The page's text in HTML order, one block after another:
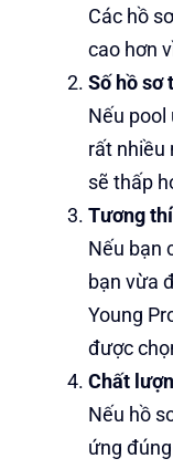
Các hồ
cao hơn
Số hồ sơ
Nếu pool
rất nhiều
sẽ thấp
Tương
Nếu bạn
bạn vừa
Young
được
Chất
Nếu hồ
ứng